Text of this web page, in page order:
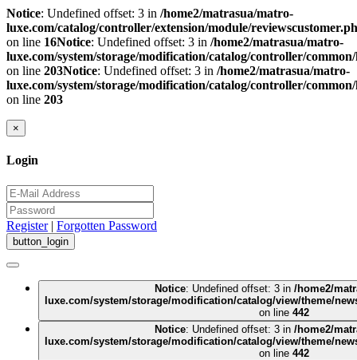
Notice: Undefined offset: 3 in /home2/matrasua/matro-
luxe.com/catalog/controller/extension/module/
on line 16Notice: Undefined offset: 3 in /home2/matrasua/matro-
luxe.com/system/storage/modification/catalog/controller/
on line 203Notice: Undefined offset: 3 in /home2/matrasua/matro-
luxe.com/system/storage/modification/catalog/controller/
on line 203
×
Login
Register| Forgotten Password
Notice: Undefined offset: 3 in /home2/
luxe.com/system/storage/modification/catalog/view/theme/
on line 442
Notice: Undefined offset: 3 in /home2/
luxe.com/system/storage/modification/catalog/view/theme/
on line 442